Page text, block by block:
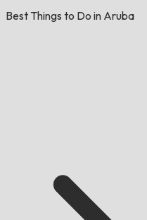
Best Things to Do in Aruba